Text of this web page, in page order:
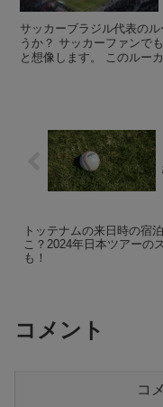
サッカーブラジル代表の
うか？ サッカーファンで
と想像します。 このルー
は、すごいイケメンな選
トッテナムの来日時の宿
こ？2024年日本ツアーの
も！
コメント
コ